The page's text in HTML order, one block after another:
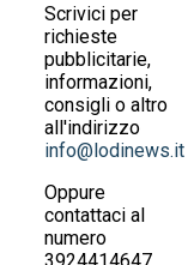
Scrivici per
richieste
pubblicitarie,
informazioni,
consigli o altro
all'indirizzo
info@lodinews.it
Oppure
contattaci al
numero
3924414647